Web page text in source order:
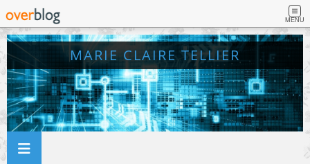
MENU
MARIE CLAIRE TELLIER